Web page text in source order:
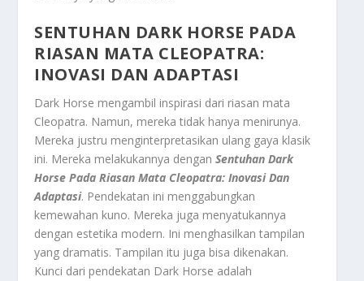
SENTUHAN DARK HORSE PADA
RIASAN MATA CLEOPATRA:
INOVASI DAN ADAPTASI
Dark Horse mengambil inspirasi dari riasan mata
Cleopatra. Namun, mereka tidak hanya menirunya.
Mereka justru menginterpretasikan ulang gaya klasik
ini. Mereka melakukannya denganSentuhan Dark
Horse Pada Riasan Mata Cleopatra: Inovasi Dan
Adaptasi. Pendekatan ini menggabungkan
kemewahan kuno. Mereka juga menyatukannya
dengan estetika modern. Ini menghasilkan tampilan
yang dramatis. Tampilan itu juga bisa dikenakan.
Kunci dari pendekatan Dark Horse adalah